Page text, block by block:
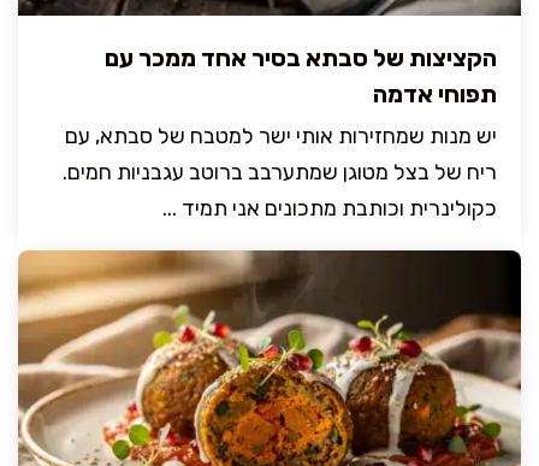
הקציצות של סבתא בסיר אחד ממכר עם
תפוחי אדמה
יש מנות שמחזירות אותי ישר למטבח של סבתא, עם
ריח של בצל מטוגן שמתערבב ברוטב עגבניות חמים.
כקולינרית וכותבת מתכונים אני תמיד ...